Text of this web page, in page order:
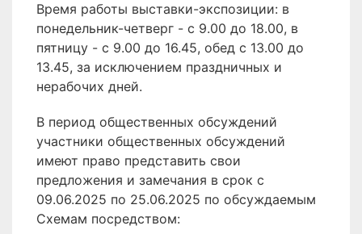
Время работы выставки-экспозиции: в
понедельник-четверг - с 9.00 до 18.00, в
пятницу - с 9.00 до 16.45, обед с 13.00 до
13.45, за исключением праздничных и
нерабочих дней.
В период общественных обсуждений
участники общественных обсуждений
имеют право представить свои
предложения и замечания в срок с
09.06.2025 по 25.06.2025 по обсуждаемым
Схемам посредством: